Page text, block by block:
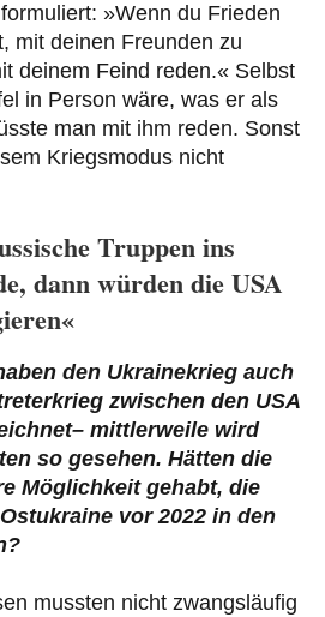
»Wenn du Frieden
mit deinen Freunden zu
deinem Feind reden.« Selbst
in Person wäre, was er als
man mit ihm reden. Sonst
Kriegsmodus nicht
Truppen ins
dann würden die USA
den Ukrainekrieg auch
zwischen den USA
mittlerweile wird
so gesehen. Hätten die
Möglichkeit gehabt, die
vor 2022 in den
mussten nicht zwangsläufig